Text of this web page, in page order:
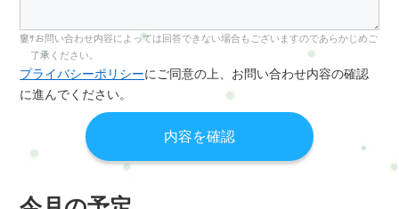
お問い合わせ内容によっては回答できない場合もございますのであらかじめご
了承ください。
プライバシーポリシーにご同意の上、お問い合わせ内容の確認
に進んでください。